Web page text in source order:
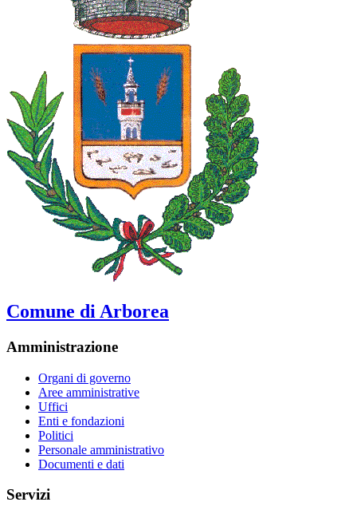
Comune di Arborea
Amministrazione
Organi di governo
Aree amministrative
Uffici
Enti e fondazioni
Politici
Personale amministrativo
Documenti e dati
Servizi